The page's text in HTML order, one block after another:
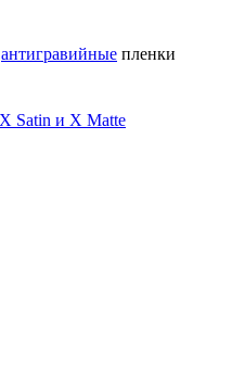
антигравийные пленки